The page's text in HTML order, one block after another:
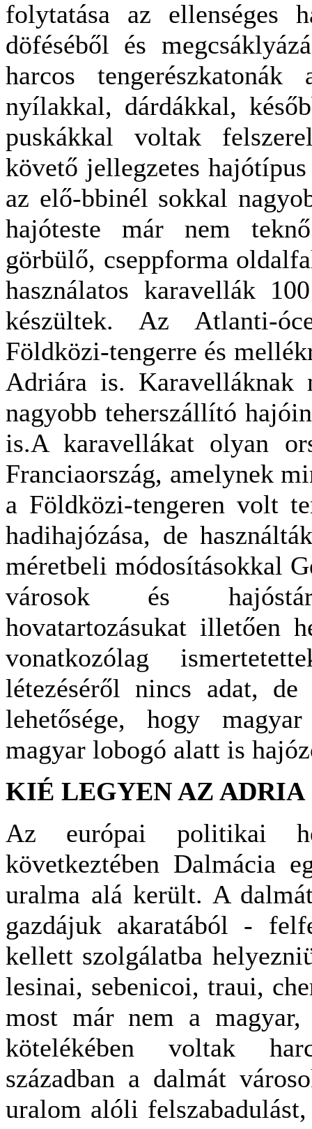
folytatása az ellenséges
döféséből és
harcos
nyílakkal, dárdákkal,
puskákkal voltak
követő jellegzetes
az elő-bbinél sokkal
hajóteste már nem
görbülő, cseppforma
használatos karavellák
készültek. Az Atlanti-
Földközi-tengerre és
Adriára is. Karavelláknak
nagyobb teherszállító
is.A karavellákat olyan
Franciaország, amelynek
a Földközi-tengeren volt
hadihajózása, de
méretbeli módosításokkal
városok és
hovatartozásukat illetően
vonatkozólag
létezéséről nincs adat,
lehetősége, hogy
magyar lobogó alatt is
KIÉ LEGYEN AZ ADRIA
Az európai politikai
következtében Dalmácia
uralma alá került. A
gazdájuk akaratából -
kellett szolgálatba
lesinai, sebenicoi, traui,
most már nem a magyar,
kötelékében voltak
században a dalmát
uralom alóli